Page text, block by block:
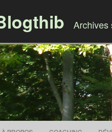
Archives